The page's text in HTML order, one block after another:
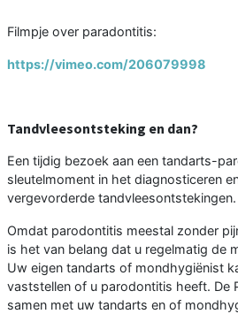
Filmpje over paradontitis:
https://vimeo.com/206079998
Tandvleesontsteking en dan?
Een tijdig bezoek aan een tandarts-
sleutelmoment in het diagnosticeren
vergevorderde tandvleesontstekingen.
Omdat parodontitis meestal zonder
is het van belang dat u regelmatig de
Uw eigen tandarts of mondhygiënist
vaststellen of u parodontitis heeft. De
samen met uw tandarts en of